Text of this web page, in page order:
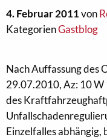
4. Februar 2011von
KategorienGastblog
Nach Auffassung des
29.07.2010, Az: 10
des
Einzelfalles abhängig,